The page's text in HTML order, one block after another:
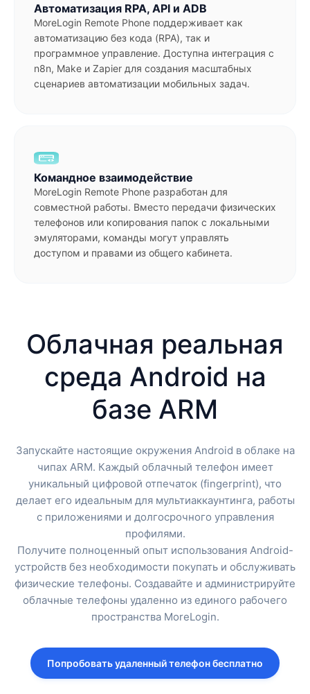
Автоматизация RPA, API и ADB
MoreLogin Remote Phone поддерживает как
автоматизацию без кода (RPA), так и
программное управление. Доступна интеграция с
n8n, Make и Zapier для создания масштабных
сценариев автоматизации мобильных задач.
Командное взаимодействие
MoreLogin Remote Phone разработан для
совместной работы. Вместо передачи физических
телефонов или копирования папок с локальными
эмуляторами, команды могут управлять
доступом и правами из общего кабинета.
Облачная реальная
среда Android на
базе ARM
Запускайте настоящие окружения Android в облаке на
чипах ARM. Каждый облачный телефон имеет
уникальный цифровой отпечаток (fingerprint), что
делает его идеальным для мультиаккаунтинга, работы
с приложениями и долгосрочного управления
профилями.
Получите полноценный опыт использования Android-
устройств без необходимости покупать и обслуживать
физические телефоны. Создавайте и администрируйте
облачные телефоны удаленно из единого рабочего
пространства MoreLogin.
Попробовать удаленный телефон бесплатно